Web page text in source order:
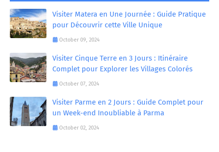
Visiter Matera en Une Journée : Guide Pratique
pour Découvrir cette Ville Unique
October 09, 2024
Visiter Cinque Terre en 3 Jours : Itinéraire
Complet pour Explorer les Villages Colorés
October 07, 2024
Visiter Parme en 2 Jours : Guide Complet pour
un Week-end Inoubliable à Parma
October 02, 2024